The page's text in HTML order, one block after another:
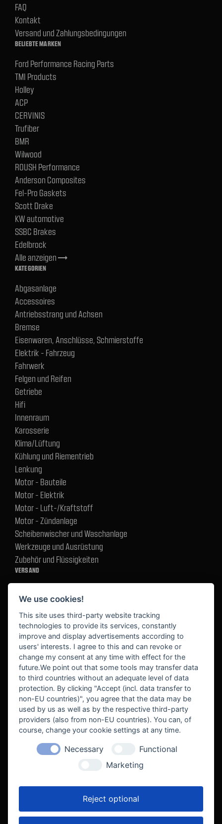
FAQ
Kontakt
Versand und Zahlungsbedingungen
BELIEBTE MARKEN
Ford Performance Racing Parts
TMI Products
Holley
ACP
CERVINIS
Trufiber
BMR
Wilwood
ROUSH Performance
Anderson Composites
Fel-Pro Gaskets
Scott Drake
KW automotive
SSBC Brakes
Edelbrock
Alle anzeigentrending_flat
KATEGORIEN
Abgasanlage
Accessoires
Antriebsstrang und Achsen
Bremse
Eisenwaren, Anschlüsse, Schmierstoffe
Elektrik - Fahrzeug
Fahrwerk
Felgen und Reifen
Getriebe
Hifi
Innenraum
Karosserie
Klima/Lüftung
Kühlung und Riementrieb
Lenkung
Motor - Bauteile
Motor - Elektrik
Motor - Luft-/Kraftstoff
Motor - Zündanlage
Scheibenwischer und Waschanlage
Werkzeuge und Ausrüstung
Zubehör und Flüssigkeiten
VERSAND
BEKANNT AUS
We use cookies!
This site uses third-party website tracking
technologies to provide its services, constantly
improve and display advertisements according to
users' interests. I agree to this and can revoke or
change my consent at any time with effect for the
future.We point out that some tools may transfer data
to third countries without an adequate level of data
protection. By clicking "Accept (incl. data transfer to
non-EU countries)", you agree that the data may be
used by us as well as by the respective third-party
providers (also from non-EU countries). You can, of
course, change your cookie settings at any time.
Necessary
Functional
Marketing
Reject optional